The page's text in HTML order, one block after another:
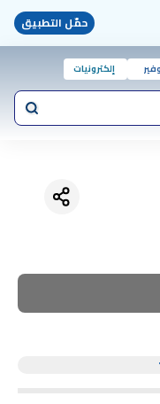
حمّل التطبيق
إلكترونيات